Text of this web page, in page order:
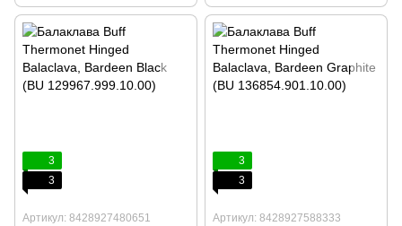
3
3
Артикул: 8428927480651
3
3
Артикул: 8428927588333